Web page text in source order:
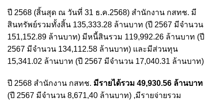
ปี 2568 (สิ้นสุด ณ วันที่ 31 ธ.ค.2568) สำนักงาน กสทช. มี
สินทรัพย์รวมทั้งสิ้น 135,333.28 ล้านบาท (ปี 2567 มีจำนวน
151,152.89 ล้านบาท) มีหนี้สินรวม 119,992.26 ล้านบาท (ปี
2567 มีจำนวน 134,112.58 ล้านบาท) และมีส่วนทุน
15,341.02 ล้านบาท (ปี 2567 มีจำนวน 17,040.31 ล้านบาท)
ปี 2568 สำนักงาน กสทช. มีรายได้รวม 49,930.56 ล้านบาท
(ปี 2567 มีจำนวน 8,671,40 ล้านบาท) ,มีรายจ่ายรวม